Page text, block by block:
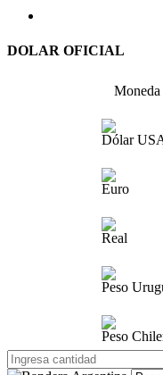
DOLAR OFICIAL
Moneda
Dólar
Euro
Real
Peso
Peso